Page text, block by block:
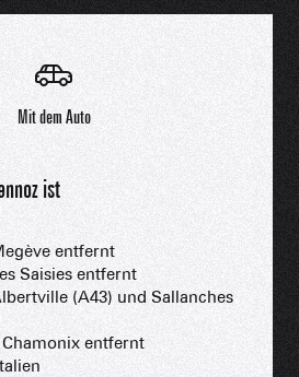
Mit dem Auto
ist
entfernt
Saisies entfernt
(A43) und Sallanches
entfernt